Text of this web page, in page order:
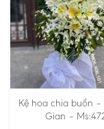
Kệ hoa chia buồn –
Gian –